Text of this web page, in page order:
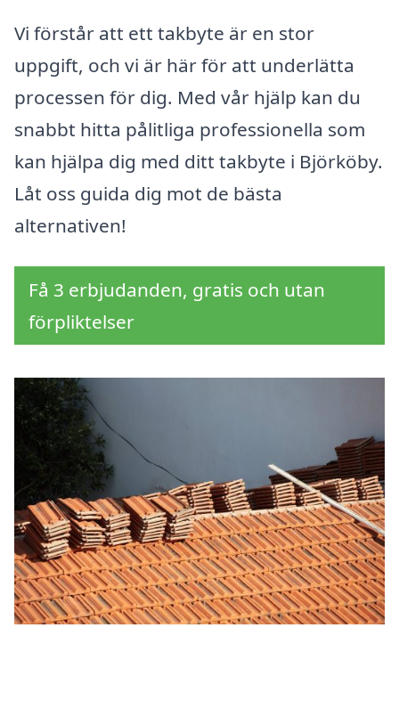
Vi förstår att ett takbyte är en stor
uppgift, och vi är här för att underlätta
processen för dig. Med vår hjälp kan du
snabbt hitta pålitliga professionella som
kan hjälpa dig med ditt takbyte i Björköby.
Låt oss guida dig mot de bästa
alternativen!
Få 3 erbjudanden, gratis och utan
förpliktelser